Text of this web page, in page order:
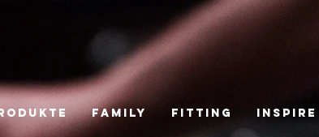
FAMILY Fitting Inspire